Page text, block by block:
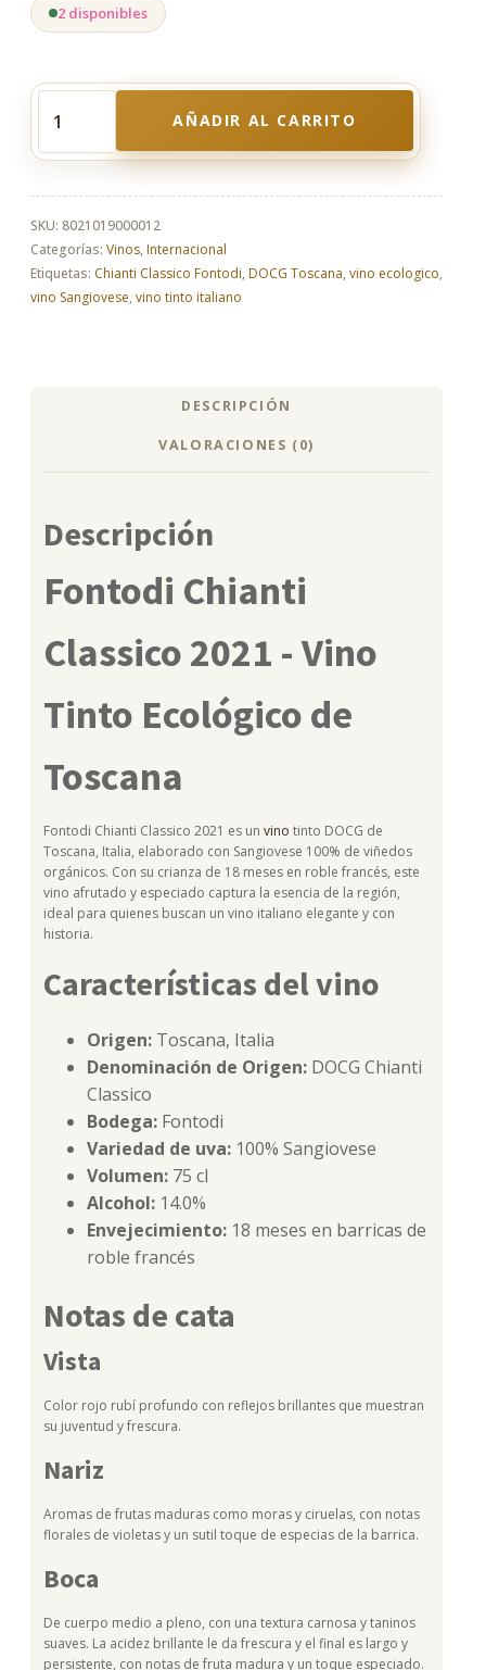
2 disponibles
Chianti
2021
cantidad
AÑADIR AL CARRITO
SKU: 8021019000012
Categorías: Vinos, Internacional
Etiquetas: Chianti Classico Fontodi, DOCG Toscana,vino ecologico,
vino Sangiovese,vino tinto italiano
DESCRIPCIÓN
VALORACIONES (0)
Descripción
Fontodi Chianti
Classico 2021 - Vino
Tinto Ecológico de
Toscana
Fontodi Chianti Classico 2021 es un vino tinto DOCG de
Toscana, Italia, elaborado con Sangiovese 100% de viñedos
orgánicos. Con su crianza de 18 meses en roble francés, este
vino afrutado y especiado captura la esencia de la región,
ideal para quienes buscan un vino italiano elegante y con
historia.
Características del vino
Origen: Toscana, Italia
Denominación de Origen: DOCG Chianti
Classico
Bodega: Fontodi
Variedad de uva: 100% Sangiovese
Volumen: 75 cl
Alcohol: 14.0%
Envejecimiento: 18 meses en barricas de
roble francés
Notas de cata
Vista
Color rojo rubí profundo con reflejos brillantes que muestran
su juventud y frescura.
Nariz
Aromas de frutas maduras como moras y ciruelas, con notas
florales de violetas y un sutil toque de especias de la barrica.
Boca
De cuerpo medio a pleno, con una textura carnosa y taninos
suaves. La acidez brillante le da frescura y el final es largo y
persistente, con notas de fruta madura y un toque especiado.